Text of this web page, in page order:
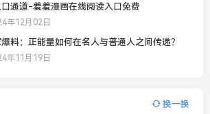
通道-羞羞漫画在线阅读入口免费
年12月02日
料：正能量如何在名人与普通人之间传递？
年11月19日
换一换